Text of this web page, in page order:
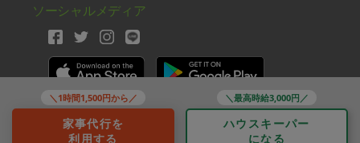
＼1時間1,500円から／
家事代行を
利用する
＼最高時給3,000円／
ハウスキーパー
になる
ソーシャルメディア